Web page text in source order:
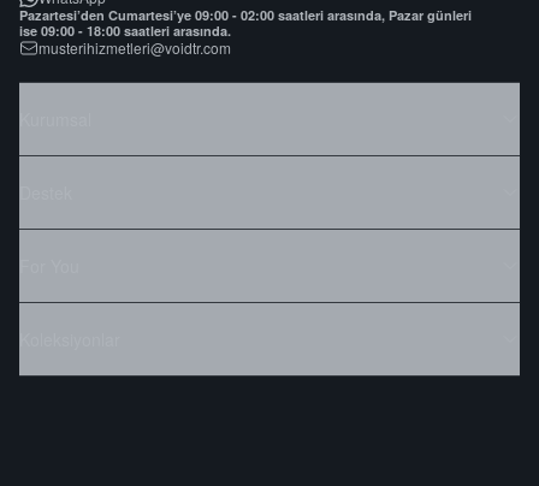
Pazartesi’den Cumartesi’ye 09:00 - 02:00 saatleri arasında, Pazar günleri
ise 09:00 - 18:00 saatleri arasında.
musterihizmetleri@voidtr.com